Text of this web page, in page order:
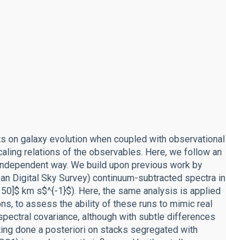
on galaxy evolution when coupled with observational
relations of the observables. Here, we follow an
way. We build upon previous work by
Digital Sky Survey) continuum-subtracted spectra in
km s$^{-1}$). Here, the same analysis is applied
to assess the ability of these runs to mimic real
covariance, although with subtle differences
done a posteriori on stacks segregated with